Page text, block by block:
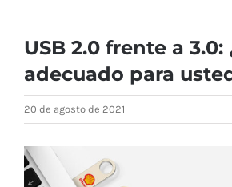
Cargador inalámbrico
Power bank
Universal Travel Adapter
Sobre WorthSpark
Blogs
Contáctenos
USB 2.0 frente a 3.0:
adecuado para
20 de agosto de 2021
Ver
imagen